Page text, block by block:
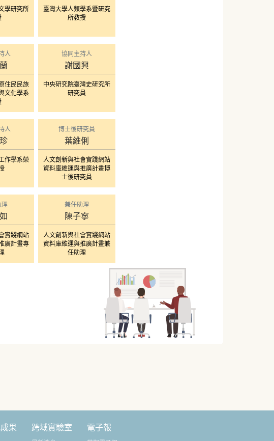
學研究所
臺灣大學人類學系暨研究
所教授
人
住民民族
文化學系
謝國興
協同主持人
中央研究院臺灣史研究所
研究員
人
作學系榮
葉維俐
博士後研究員
人文創新與社會實踐網站
資料庫維運與推廣計畫博
士後研究員
理
實踐網站
廣計畫專
陳子寧
兼任助理
人文創新與社會實踐網站
資料庫維運與推廣計畫兼
任助理
果 跨域實驗室 電子報